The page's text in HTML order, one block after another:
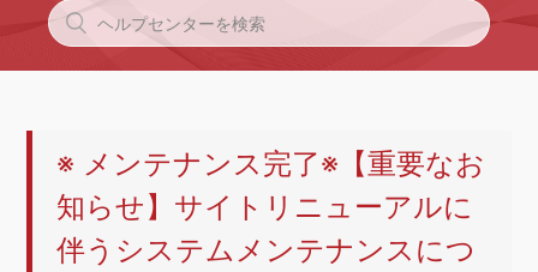
※ メンテナンス完了※【重要なお
知らせ】サイトリニューアルに
伴うシステムメンテナンスにつ